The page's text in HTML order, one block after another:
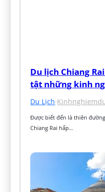
Du lịch Chiang
tật những kinh
Du Lịch·
Được biết đến là thiên
Chiang Rai hấp…